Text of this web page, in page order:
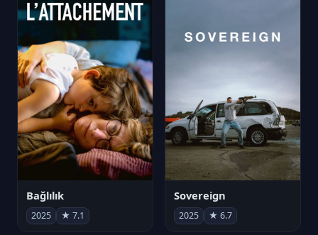
Bağlılık
2025 ★ 7.1
Sovereign
2025 ★ 6.7